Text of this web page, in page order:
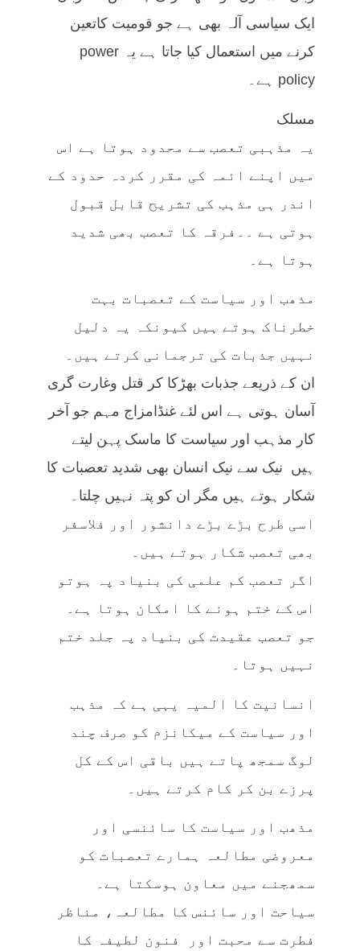
ایک سیاسی آلہ بھی ہے جو قومیت کاتعین
کرنے میں استعمال کیا جاتا ہے یہ power
policy ہے۔
مسلک
یہ مذہبی تعصب سے محدود ہوتا ہے اس
میں اپنے ائمہ کی مقرر کردہ حدود کے
اندر ہی مذہب کی تشریح قابل قبول
ہوتی ہے ۔۔فرقہ کا تعصب بھی شدید
ہوتا ہے۔
مذھب اور سیاست کے تعصبات بہت
خطرناک ہوتے ہیں کیونکہ یہ دلیل
نہیں جذبات کی ترجمانی کرتے ہیں۔
ان کے ذریعے جذبات بھڑکا کر قتل وغارت گری
آسان ہوتی ہے اس لئے غنڈامزاج مہم جو آخر
کار مذہب اور سیاست کا ماسک پہن لیتے
ہیں نیک سے نیک انسان بھی شدید تعصبات کا
شکار ہوتے ہیں مگر ان کو پتہ نہیں چلتا۔
اسی طرح بڑے بڑے دانشور اور فلاسفر
بھی تعصب شکار ہوتے ہیں۔
اگر تعصب کم علمی کی بنیاد پہ ہوتو
اس کے ختم ہونے کا امکان ہوتا ہے۔
جو تعصب عقیدت کی بنیاد پہ جلد ختم
نہیں ہوتا۔
انسانیت کا المیہ یہی ہے کہ مذہب
اور سیاست کے میکانزم کو صرف چند
لوگ سمجھ پاتے ہیں باقی اس کے کل
پرزے بن کر کام کرتے ہیں۔
مذھب اور سیاست کا سائنسی اور
معروضی مطالعہ ہمارے تعصبات کو
سمھجنے میں معاون ہوسکتا ہے۔
سیاحت اور سائنس کا مطالعہ، مناظر
فطرت سے محبت اور فنون لطیفہ کا